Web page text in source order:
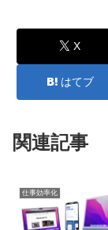
X
はてブ
関連記事
仕事効率化